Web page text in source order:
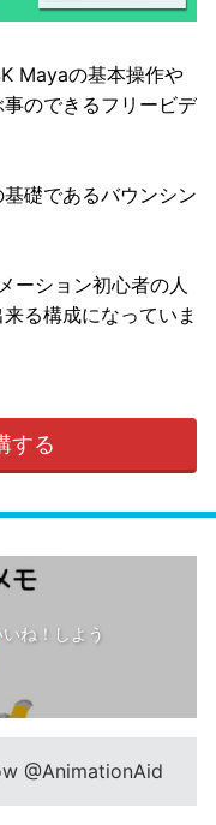
Mayaの基本操作や
のできるフリービデ
礎であるバウンシン
ーション初心者の人
る構成になっていま
する
ね！しよう
@AnimationAid